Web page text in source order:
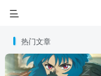
热门文章